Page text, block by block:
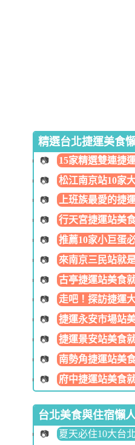
精選台北捷運美食
15家精選雙連捷
松江南京站10家
上班族最愛的捷
行天宮捷運站美
推薦10家小巨蛋
來南京三民站就
古亭捷運站美食
走吧！探訪捷運
捷運永安市場站
捷運景安站美食
南勢角捷運站美
府中捷運站美食
台北美食與住宿懶
夏天必住10大台